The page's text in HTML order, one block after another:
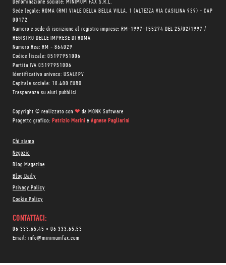
Denominazione sociale: MINIMUM FAX S.R.L.
Sede legale: ROMA (RM) VIALE DELLA BELLA VILLA, 1 (ALTEZZA VIA CASILINA 939) - CAP
00172
Numero e sede di iscrizione al registro imprese: RM-1997-155274 DEL 25/02/1997 /
REGISTRO DELLE IMPRESE DI ROMA
Numero Rea: RM - 864029
Codice fiscale: 05197951006
Partita IVA 05197951006
Identificativo univoco: USAL8PV
Capitale sociale: 10.400 EURO
Trasparenza su aiuti pubblici
Copyright © realizzato con ❤ da MONK Software
Progetto grafico: Patrizio Marini e Agnese Pagliarini
Chi siamo
Negozio
Blog Magazine
Blog Daily
Privacy Policy
Cookie Policy
CONTATTACI:
06 333.65.45 • 06 333.65.53
Email: info@minimumfax.com